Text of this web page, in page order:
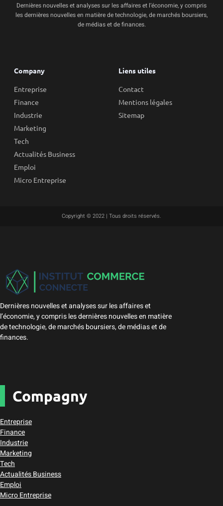
Dernières nouvelles et analyses sur les affaires et l’économie, y compris
les dernières nouvelles en matière de technologie, de marchés boursiers,
de médias et de finances.
Company
Entreprise
Finance
Industrie
Marketing
Tech
Actualités Business
Emploi
Micro Entreprise
Liens utiles
Contact
Mentions légales
Sitemap
Copyright © 2022 | Tous droits réservés.
Dernières nouvelles et analyses sur les affaires et
l’économie, y compris les dernières nouvelles en matière
de technologie, de marchés boursiers, de médias et de
finances.
Compagny
Entreprise
Finance
Industrie
Marketing
Tech
Actualités Business
Emploi
Micro Entreprise